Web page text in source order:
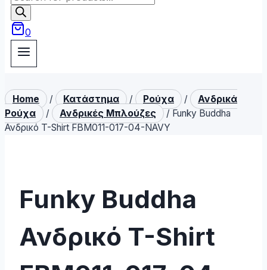
search
0
Home / Κατάστημα / Ρούχα /
Ανδρικά
Ρούχα
/ Ανδρικές Μπλούζες / Funky Buddha
Ανδρικό T-Shirt FBM011-017-04-NAVY
Funky Buddha
Ανδρικό T-Shirt